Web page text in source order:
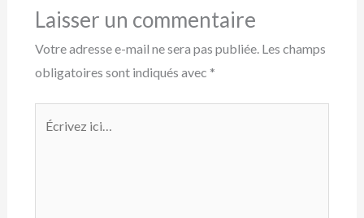
Laisser un commentaire
Votre adresse e-mail ne sera pas publiée. Les champs
obligatoires sont indiqués avec *